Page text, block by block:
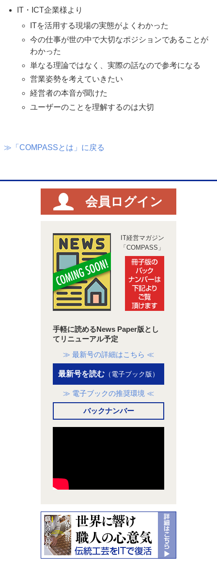
IT・ICT企業様より
ITを活用する現場の実態がよくわかった
今の仕事が世の中で大切なポジションであることが
わかった
単なる理論ではなく、実際の話なので参考になる
営業姿勢を考えていきたい
経営者の本音が聞けた
ユーザーのことを理解するのは大切
≫「COMPASSとは」に戻る
会員ログイン
IT経営マガジン
「COMPASS」
手軽に読めるNews Paper版とし
てリニューアル予定
≫ 最新号の詳細はこちら ≪
最新号を読む （電子ブック版）
≫ 電子ブックの推奨環境 ≪
バックナンバー